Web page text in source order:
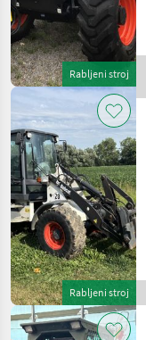
Rabljeni stroj
Rabljeni stroj